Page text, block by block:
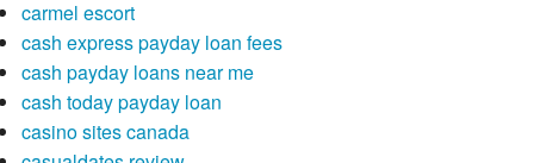
carmel escort
cash express payday loan fees
cash payday loans near me
cash today payday loan
casino sites canada